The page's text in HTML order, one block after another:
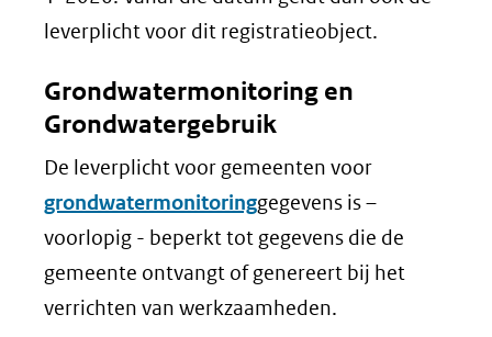
leverplicht voor dit registratieobject.
Grondwatermonitoring en
Grondwatergebruik
De leverplicht voor gemeenten voor
grondwatermonitoringgegevens is –
voorlopig - beperkt tot gegevens die de
gemeente ontvangt of genereert bij het
verrichten van werkzaamheden.